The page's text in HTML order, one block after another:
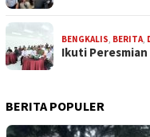
BENGKALIS, BERITA,
Ikuti Peresmian
BERITA POPULER